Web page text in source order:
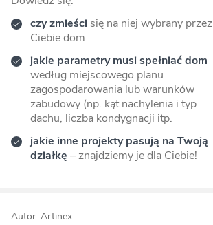
czy zmieści się na niej wybrany przez
Ciebie dom
jakie parametry musi spełniać dom
według miejscowego planu
zagospodarowania lub warunków
zabudowy (np. kąt nachylenia i typ
dachu, liczba kondygnacji itp.
jakie inne projekty pasują na Twoją
działkę – znajdziemy je dla Ciebie!
Autor: Artinex